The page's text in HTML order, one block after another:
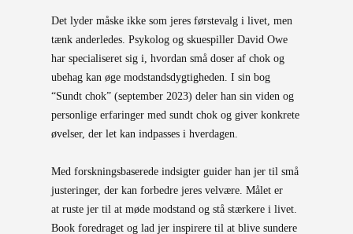
Det lyder måske ikke som jeres førstevalg i livet, men
tænk anderledes. Psykolog og skuespiller David Owe
har specialiseret sig i, hvordan små doser af chok og
ubehag kan øge modstandsdygtigheden. I sin bog
“Sundt chok” (september 2023) deler han sin viden og
personlige erfaringer med sundt chok og giver konkrete
øvelser, der let kan indpasses i hverdagen.
Med forskningsbaserede indsigter guider han jer til små
justeringer, der kan forbedre jeres velvære. Målet er
at ruste jer til at møde modstand og stå stærkere i livet.
Book foredraget og lad jer inspirere til at blive sundere